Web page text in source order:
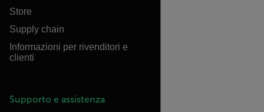
Store
Supply chain
Informazioni per rivenditori e
clienti
Supporto e assistenza